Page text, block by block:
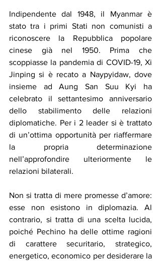
Indipendente dal 1948, il Myanmar è
stato tra i primi Stati non comunisti a
riconoscere la Repubblica popolare
cinese già nel 1950. Prima che
scoppiasse la pandemia di COVID-19, Xi
Jinping si è recato a Naypyidaw, dove
insieme ad Aung San Suu Kyi ha
celebrato il settantesimo anniversario
dello stabilimento delle relazioni
diplomatiche. Per i 2 leader si è trattato
di un’ottima opportunità per riaffermare
la propria determinazione
nell’approfondire ulteriormente le
relazioni bilaterali.
Non si tratta di mere promesse d’amore:
esse non esistono in diplomazia. Al
contrario, si tratta di una scelta lucida,
poiché Pechino ha delle ottime ragioni
di carattere securitario, strategico,
energetico, economico per desiderare la